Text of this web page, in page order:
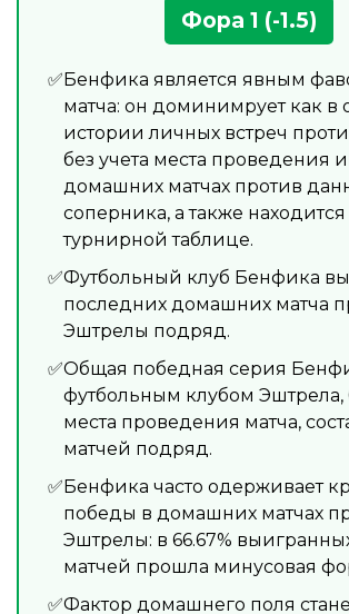
Фора 1 (-1.5)
Бенфика является явным
матча: он доминимрует как в
истории личных встреч
без учета места проведения
домашних матчах против
соперника, а также
турнирной таблице.
Футбольный клуб Бенфика
последних домашних матча
Эштрелы подряд.
Общая победная серия
футбольным клубом Эштрела,
места проведения матча,
матчей подряд.
Бенфика часто одерживает
победы в домашних матчах
Эштрелы: в 66.67%
матчей прошла минусовая
Фактор домашнего поля